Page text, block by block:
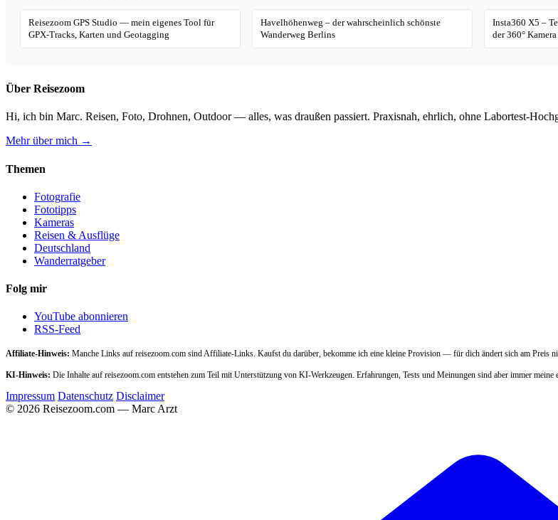
Reisezoom GPS Studio — mein eigenes Tool für
GPX-Tracks, Karten und Geotagging
Havelhöhenweg – der wahrscheinlich schönste
Wanderweg Berlins
Insta360 X5 –
der 360° Kamera
Über Reisezoom
Hi, ich bin Marc. Reisen, Foto, Drohnen, Outdoor — alles, was draußen passiert. Praxisnah, ehrlich, ohne Labortest-
Mehr über mich →
Themen
Fotografie
Fototipps
Kameras
Reisen & Ausflüge
Deutschland
Wanderratgeber
Folg mir
YouTube abonnieren
RSS-Feed
Affiliate-Hinweis: Manche Links auf reisezoom.com sind Affiliate-Links. Kaufst du darüber, bekomme ich eine kleine Provision — für dich ändert sich am Preis
KI-Hinweis: Die Inhalte auf reisezoom.com entstehen zum Teil mit Unterstützung von KI-Werkzeugen. Erfahrungen, Tests und Meinungen sind aber immer meine
Impressum Datenschutz Disclaimer
© 2026 Reisezoom.com — Marc Arzt